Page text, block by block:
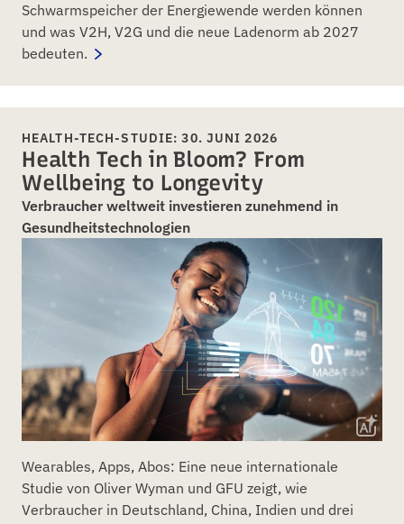
Schwarmspeicher der Energiewende werden können
und was V2H, V2G und die neue Ladenorm ab 2027
bedeuten.
HEALTH-TECH-STUDIE: 30. JUNI 2026
Health Tech in Bloom? From
Wellbeing to Longevity
Verbraucher weltweit investieren zunehmend in
Gesundheitstechnologien
Wearables, Apps, Abos: Eine neue internationale
Studie von Oliver Wyman und GFU zeigt, wie
Verbraucher in Deutschland, China, Indien und drei